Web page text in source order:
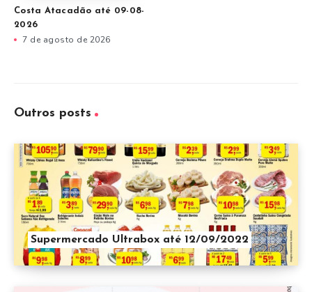
Costa Atacadão até 09-08-
2026
7 de agosto de 2026
Outros posts
Supermercado Ultrabox até 12/09/2022